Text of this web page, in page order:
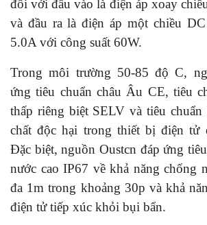
đối với đầu vào là điện áp xoay
và đầu ra là điện áp một chiều
5.0A với công suất 60W.
Trong môi trường 50-85 độ C,
ứng tiêu chuẩn châu Âu CE, tiêu
thấp riêng biệt SELV và tiêu chuẩn
chất độc hại trong thiết bị điện tử
Đặc biệt, nguồn Oustcn đáp ứng
nước cao IP67 về khả năng chống
đa 1m trong khoảng 30p và khả
điện tử tiếp xúc khỏi bụi bẩn.